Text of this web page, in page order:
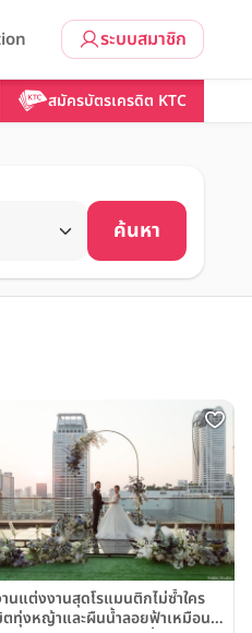
ระบบสมาชิก
สมัครบัตรเครดิต KTC
ค้นหา
านแต่งงานสุดโรแมนติกไม่ซ้ำใคร
ตทุ่งหญ้าและผืนน้ำลอยฟ้าเหมือน